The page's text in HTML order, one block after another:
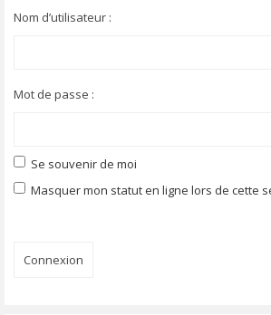
Nom d’utilisateur :
Mot de passe :
Se souvenir de moi
Masquer mon statut en ligne lors de cette